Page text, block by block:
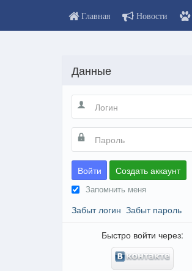
Главная Новости
Данные
Войти Создать аккаунт
Запомнить меня
Забыт логин Забыт пароль
Быстро войти через: